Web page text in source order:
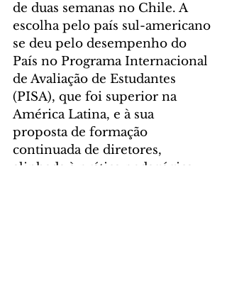
de duas semanas no Chile. A
escolha pelo país sul-americano
se deu pelo desempenho do
País no Programa Internacional
de Avaliação de Estudantes
(PISA), que foi superior na
América Latina, e à sua
proposta de formação
continuada de diretores,
alinhada à prática pedagógica